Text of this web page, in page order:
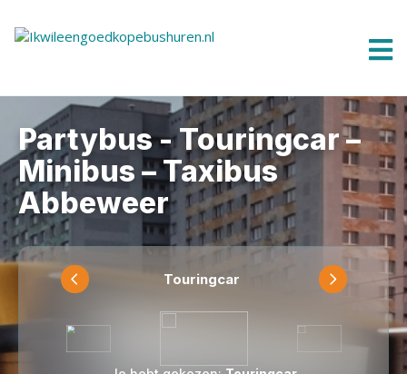
Partybus - Touringcar –
Minibus – Taxibus
Abbeweer
Touringcar